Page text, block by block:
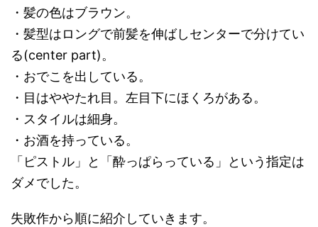
・髪の色はブラウン。
・髪型はロングで前髪を伸ばしセンターで分けてい
る(center part)。
・おでこを出している。
・目はややたれ目。左目下にほくろがある。
・スタイルは細身。
・お酒を持っている。
「ピストル」と「酔っぱらっている」という指定は
ダメでした。
失敗作から順に紹介していきます。